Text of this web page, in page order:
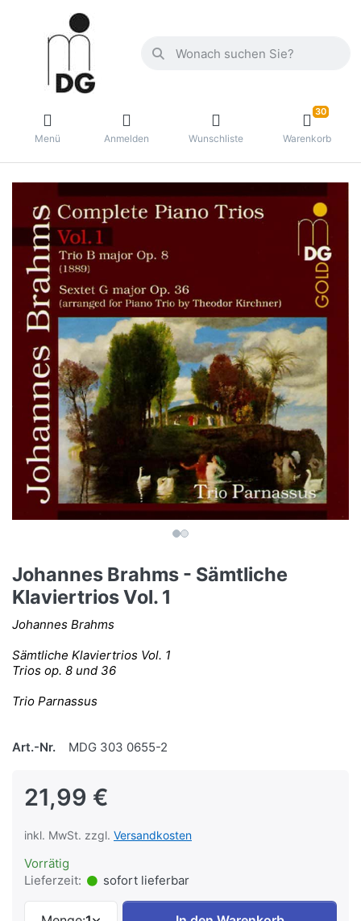
Menü Anmelden Wunschliste
30
Warenkorb
Johannes Brahms - Sämtliche
Klaviertrios Vol. 1
Johannes Brahms
Sämtliche Klaviertrios Vol. 1
Trios op. 8 und 36
Trio Parnassus
Art.-Nr. MDG 303 0655-2
21,99 €
inkl. MwSt. zzgl. Versandkosten
Vorrätig
Lieferzeit:
sofort lieferbar